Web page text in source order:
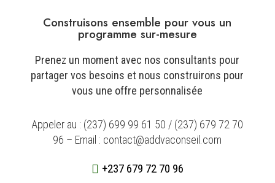
Construisons ensemble pour vous un
programme sur-mesure
Prenez un moment avec nos consultants pour
partager vos besoins et nous construirons pour
vous une offre personnalisée
Appeler au : (237) 699 99 61 50 / (237) 679 72 70
96 – Email : contact@addvaconseil.com
 +237 679 72 70 96